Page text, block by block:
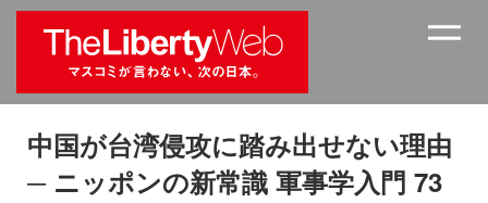
中国が台湾侵攻に踏み出せない理由
─ ニッポンの新常識 軍事学入門 73